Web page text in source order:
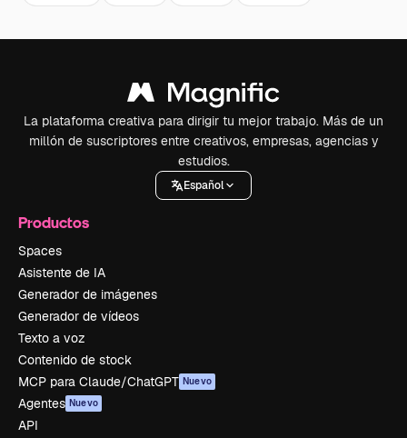
La plataforma creativa para dirigir tu mejor trabajo. Más de un
millón de suscriptores entre creativos, empresas, agencias y
estudios.
Español
Productos
Spaces
Asistente de IA
Generador de imágenes
Generador de vídeos
Texto a voz
Contenido de stock
MCP para Claude/ChatGPT Nuevo
Agentes Nuevo
API